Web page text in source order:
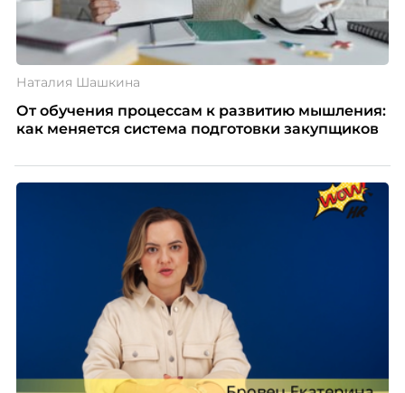
Наталия Шашкина
От обучения процессам к развитию мышления:
как меняется система подготовки закупщиков